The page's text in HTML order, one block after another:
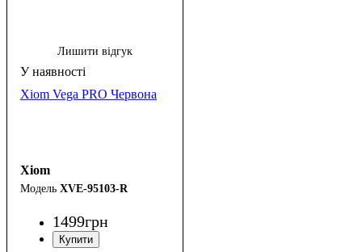
Лишити відгук
Xiom Vega PRO Червона
Xiom
XVE-95103-R
1499грн